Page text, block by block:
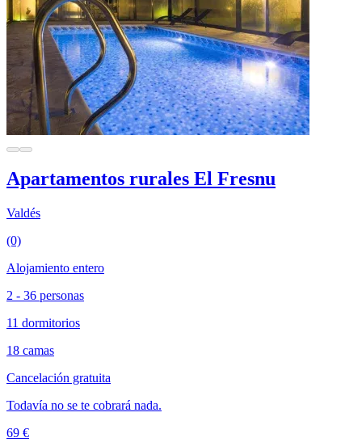
Apartamentos rurales El Fresnu
Valdés
(0)
Alojamiento entero
2 - 36 personas
11 dormitorios
18 camas
Cancelación gratuita
Todavía no se te cobrará nada.
69 €